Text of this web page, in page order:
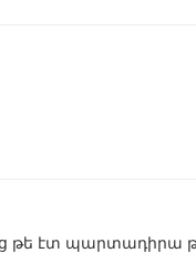
թե էտ պարտադիրա